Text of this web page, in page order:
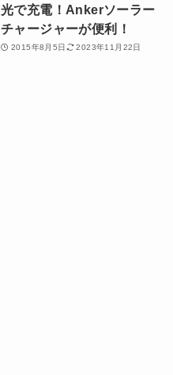
光で充電！Ankerソーラー
チャージャーが便利！
2015年8月5日 2023年11月22日